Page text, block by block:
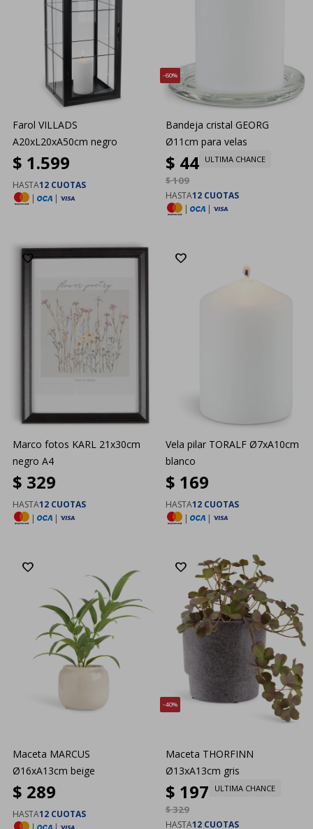
Farol VILLADS
A20xL20xA50cm negro
$ 1.599
HASTA12 CUOTAS
|
|
60
Bandeja cristal GEORG
Ø11cm para velas
$ 44
$109
ULTIMA CHANCE
HASTA12 CUOTAS
|
|
Marco fotos KARL 21x30cm
negro A4
$ 329
HASTA12 CUOTAS
|
|
Vela pilar TORALF Ø7xA10cm
blanco
$ 169
HASTA12 CUOTAS
|
|
Maceta MARCUS
Ø16xA13cm beige
$ 289
HASTA12 CUOTAS
40
Maceta THORFINN
Ø13xA13cm gris
$ 197
$329
ULTIMA CHANCE
HASTA12 CUOTAS